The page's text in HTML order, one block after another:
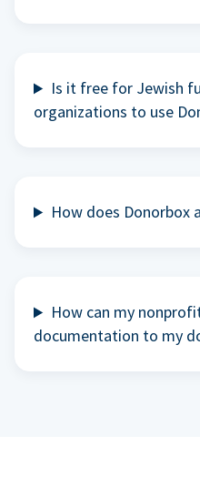
Is it free for Jewish
organizations to use
How does Donorbox
How can my
documentation to my